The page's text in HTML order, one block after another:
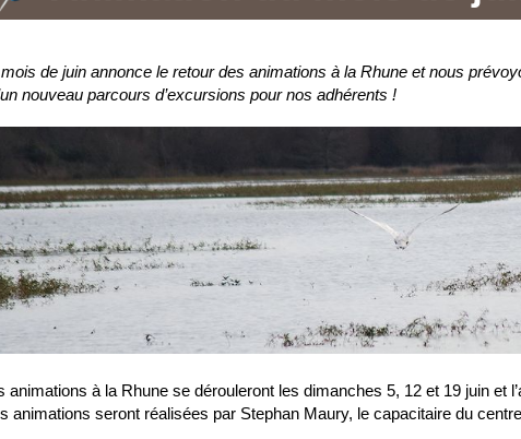
de juin annonce le retour des animations à la Rhune et nous
nouveau parcours d’excursions pour nos adhérents !
animations à la Rhune se dérouleront les dimanches 5, 12 et 19 juin et
animations seront réalisées par Stephan Maury, le capacitaire du